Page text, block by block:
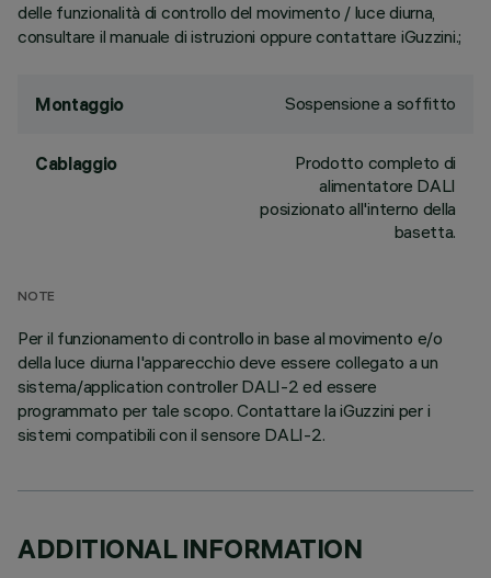
delle funzionalità di controllo del movimento / luce diurna,
consultare il manuale di istruzioni oppure contattare iGuzzini.;
Montaggio Sospensione a soffitto
Cablaggio
Prodotto completo di
alimentatore DALI
posizionato all'interno della
basetta.
NOTE
Per il funzionamento di controllo in base al movimento e/o
della luce diurna l'apparecchio deve essere collegato a un
sistema/application controller DALI-2 ed essere
programmato per tale scopo. Contattare la iGuzzini per i
sistemi compatibili con il sensore DALI-2.
ADDITIONAL INFORMATION